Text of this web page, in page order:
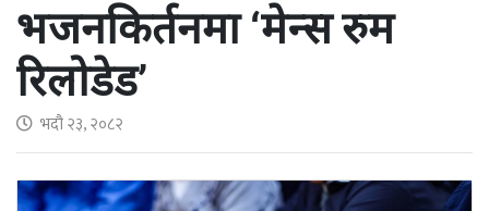
भजनकिर्तनमा ‘मेन्स रुम
रिलोडेड’
भदौ २३, २०८२